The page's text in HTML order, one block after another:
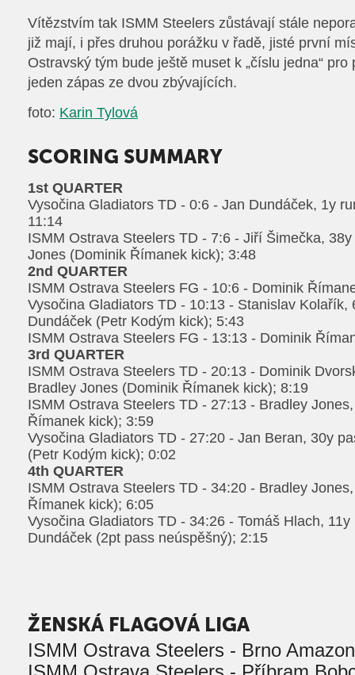
Vítězstvím tak ISMM Steelers zůstávají stále
již mají, i přes druhou porážku v řadě, jisté první
Ostravský tým bude ještě muset k „číslu jedna“
jeden zápas ze dvou zbývajících.
foto: Karin Tylová
SCORING SUMMARY
1st QUARTER
Vysočina Gladiators TD - 0:6 - Jan Dundáček, 1y
11:14
ISMM Ostrava Steelers TD - 7:6 - Jiří Šimečka,
Jones (Dominik Římanek kick); 3:48
2nd QUARTER
ISMM Ostrava Steelers FG - 10:6 - Dominik
Vysočina Gladiators TD - 10:13 - Stanislav Kolařík,
Dundáček (Petr Kodým kick); 5:43
ISMM Ostrava Steelers FG - 13:13 - Dominik
3rd QUARTER
ISMM Ostrava Steelers TD - 20:13 - Dominik
Bradley Jones (Dominik Římanek kick); 8:19
ISMM Ostrava Steelers TD - 27:13 - Bradley
Římanek kick); 3:59
Vysočina Gladiators TD - 27:20 - Jan Beran, 30y
(Petr Kodým kick); 0:02
4th QUARTER
ISMM Ostrava Steelers TD - 34:20 - Bradley
Římanek kick); 6:05
Vysočina Gladiators TD - 34:26 - Tomáš Hlach,
Dundáček (2pt pass neúspěšný); 2:15
ŽENSKÁ FLAGOVÁ LIGA
ISMM Ostrava Steelers - Brno